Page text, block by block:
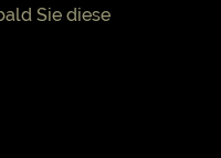
Sie diese